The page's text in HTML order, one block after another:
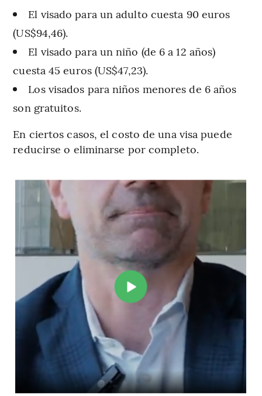
El visado para un adulto cuesta 90 euros
(US$94,46).
El visado para un niño (de 6 a 12 años)
cuesta 45 euros (US$47,23).
Los visados para niños menores de 6 años
son gratuitos.
En ciertos casos, el costo de una visa puede
reducirse o eliminarse por completo.